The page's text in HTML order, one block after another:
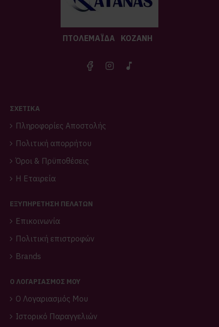
ΠΤΟΛΕΜΑΪΔA ΚΟΖΑΝΗ
ΣΧΕΤΙΚΑ
Πληροφορίες Αποστολής
Πολιτική απορρήτου
Όροι & Πρϋποθέσεις
Η Εταιρεία
ΕΞΥΠΗΡΕΤΗΣΗ ΠΕΛΑΤΩΝ
Επικοινωνία
Πολιτική επιστροφών
Brands
O ΛΟΓΑΡΙΑΣΜΌΣ ΜΟΥ
O Λογαριασμός Μου
Ιστορικό Παραγγελιών